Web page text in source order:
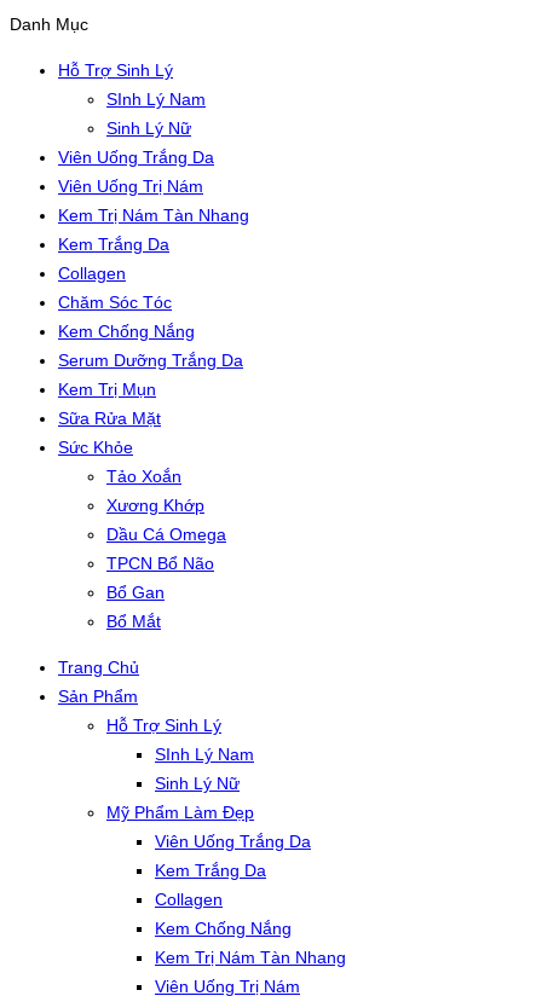
Danh Mục
Hỗ Trợ Sinh Lý
SInh Lý Nam
Sinh Lý Nữ
Viên Uống Trắng Da
Viên Uống Trị Nám
Kem Trị Nám Tàn Nhang
Kem Trắng Da
Collagen
Chăm Sóc Tóc
Kem Chống Nắng
Serum Dưỡng Trắng Da
Kem Trị Mụn
Sữa Rửa Mặt
Sức Khỏe
Tảo Xoắn
Xương Khớp
Dầu Cá Omega
TPCN Bổ Não
Bổ Gan
Bổ Mắt
Trang Chủ
Sản Phẩm
Hỗ Trợ Sinh Lý
SInh Lý Nam
Sinh Lý Nữ
Mỹ Phẩm Làm Đẹp
Viên Uống Trắng Da
Kem Trắng Da
Collagen
Kem Chống Nắng
Kem Trị Nám Tàn Nhang
Viên Uống Trị Nám